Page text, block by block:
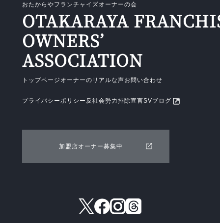
おたからやフランチャイズオーナーの会
OTAKARAYA
OWNERS’
ASSOCIATION
トップページ オーナーのリアルな声お問い合わせ
プライバシーポリシー 反社会勢力排除宣言SVブログ
加盟店オーナー募集中